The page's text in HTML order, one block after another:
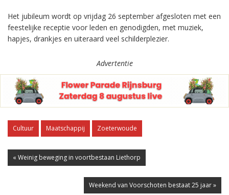
Het jubileum wordt op vrijdag 26 september afgesloten met een
feestelijke receptie voor leden en genodigden, met muziek,
hapjes, drankjes en uiteraard veel schilderplezier.
Advertentie
Cultuur Maatschappij Zoeterwoude
« Weinig beweging in voortbestaan Liethorp
Weekend van Voorschoten bestaat 25 jaar »